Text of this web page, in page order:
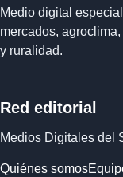
Medio digital
mercados,
y ruralidad.
Red editorial
Medios Digitales del
Quiénes somos